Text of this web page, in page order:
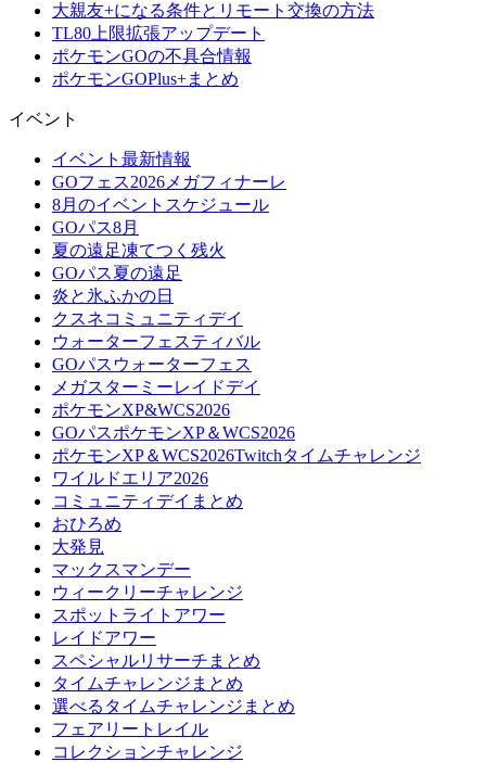
大親友+になる条件とリモート交換の方法
TL80上限拡張アップデート
ポケモンGOの不具合情報
ポケモンGOPlus+まとめ
イベント
イベント最新情報
GOフェス2026メガフィナーレ
8月のイベントスケジュール
GOパス8月
夏の遠足凍てつく残火
GOパス夏の遠足
炎と氷ふかの日
クスネコミュニティデイ
ウォーターフェスティバル
GOパスウォーターフェス
メガスターミーレイドデイ
ポケモンXP&WCS2026
GOパスポケモンXP＆WCS2026
ポケモンXP＆WCS2026Twitchタイムチャレンジ
ワイルドエリア2026
コミュニティデイまとめ
おひろめ
大発見
マックスマンデー
ウィークリーチャレンジ
スポットライトアワー
レイドアワー
スペシャルリサーチまとめ
タイムチャレンジまとめ
選べるタイムチャレンジまとめ
フェアリートレイル
コレクションチャレンジ